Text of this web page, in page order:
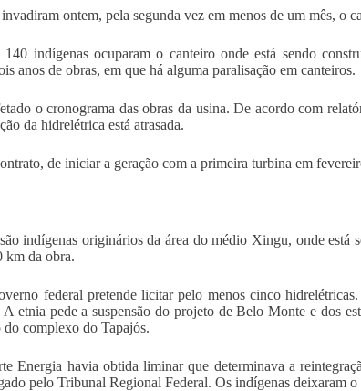
ontem, pela segunda vez em menos de um mês, o
indígenas ocuparam o canteiro onde está sendo
anos de obras, em que há alguma paralisação em canteiros.
o cronograma das obras da usina. De acordo com
da hidrelétrica está atrasada.
de iniciar a geração com a primeira turbina em
indígenas originários da área do médio Xingu, onde está
km da obra.
federal pretende licitar pelo menos cinco
etnia pede a suspensão do projeto de Belo Monte e dos
complexo do Tapajós.
Energia havia obtida liminar que determinava a
pelo Tribunal Regional Federal. Os indígenas deixaram o